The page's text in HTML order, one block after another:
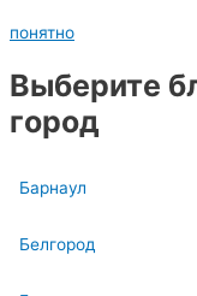
понятно
Выберите
город
Барнаул
Белгород